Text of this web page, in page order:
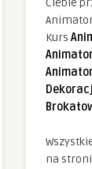
Ciebie
Kurs
na